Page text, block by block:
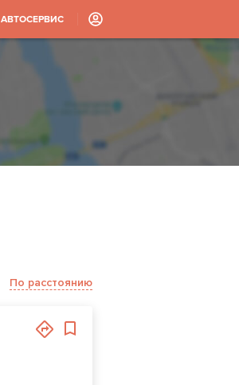
АВТОСЕРВИС
По расстоянию